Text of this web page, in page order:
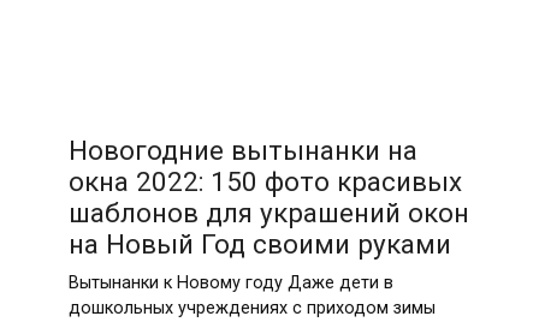
Новогодние вытынанки на
окна 2022: 150 фото красивых
шаблонов для украшений окон
на Новый Год своими руками
Вытынанки к Новому году Даже дети в
дошкольных учреждениях с приходом зимы